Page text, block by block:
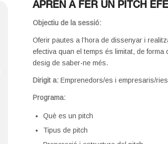
APRÈN A FER UN PITCH
Objectiu de la sessió:
Oferir pautes a l’hora de dissenyar i
efectiva quan el temps és limitat, de
desig de saber-ne més.
Dirigit a:Emprenedors/es i empresaris/
Programa:
Què es un pitch
Tipus de pitch